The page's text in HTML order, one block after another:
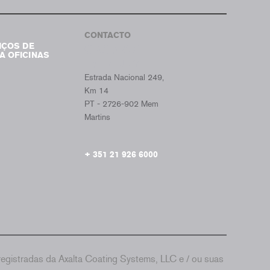
DE
OFICINAS
CONTACTO
Estrada Nacional 249,
Km 14
PT - 2726-902 Mem
Martins
+ 351 21 926 6000
da Axalta Coating Systems, LLC e / ou suas